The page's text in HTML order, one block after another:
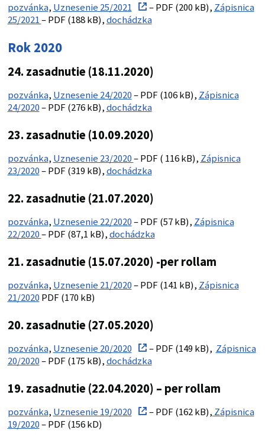
pozvánka, Uznesenie 25/2021 – PDF (200 kB), Zápisnica
25/2021– PDF (188 kB),dochádzka
Rok 2020
24. zasadnutie (18.11.2020)
pozvánka, Uznesenie 24/2020– PDF (106 kB), Zápisnica
24/2020– PDF (276 kB),dochádzka
23. zasadnutie (10.09.2020)
pozvánka, Uznesenie 23/2020– PDF ( 116 kB), Zápisnica
23/2020– PDF (319 kB),dochádzka
22. zasadnutie (21.07.2020)
pozvánka, Uznesenie 22/2020– PDF (57 kB), Zápisnica
22/2020– PDF (87,1 kB),dochádzka
21. zasadnutie (15.07.2020) -per rollam
pozvánka, Uznesenie 21/2020– PDF (141 kB), Zápisnica
21/2020 PDF (170 kB)
20. zasadnutie (27.05.2020)
pozvánka, Uznesenie 20/2020 – PDF (149 kB), Zápisnica
20/2020– PDF (175 kB),dochádzka
19. zasadnutie (22.04.2020) – per rollam
pozvánka, Uznesenie 19/2020 – PDF (162 kB), Zápisnica
19/2020– PDF (156 kD)